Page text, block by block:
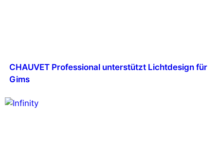
CHAUVET Professional unterstützt Lichtdesign für
Gims